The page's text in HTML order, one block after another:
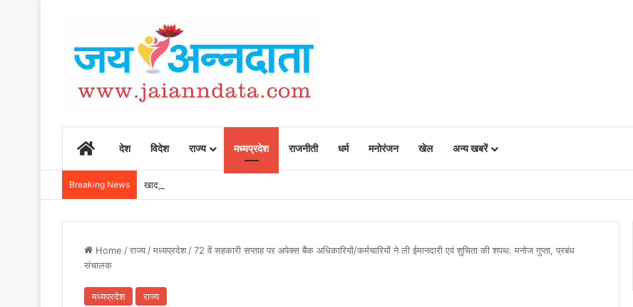
Homeदेश विदेश राज्य मध्यप्रदेश राजनीती धर्म मनोरंजन खेल अन्य खबरें
Breaking News खाद, बीज और उर्वरकों की समय पर उपलब्धता से किसानों में उत्साह, नैनो डीएपी और नैनो यूरिया बने किसानों के भरोसेमंद कृषि साथी…..
Home /राज्य/मध्यप्रदेश/72 वें सहकारी सप्ताह पर अपेक्स बैंक अधिकारियों/कर्मचारियों ने ली ईमानदारी एवं शुचिता की शपथ: मनोज गुप्ता, प्रबंध
संचालक
मध्यप्रदेश राज्य